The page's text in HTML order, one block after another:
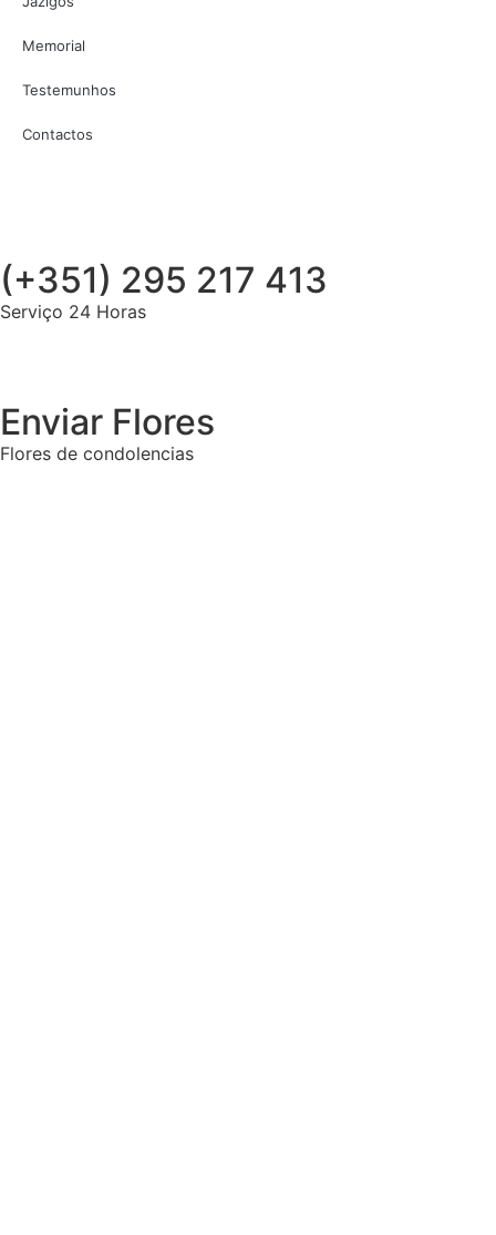
Memorial
Testemunhos
Contactos
(+351) 295 217 413
Serviço 24 Horas
Enviar Flores
Flores de condolencias